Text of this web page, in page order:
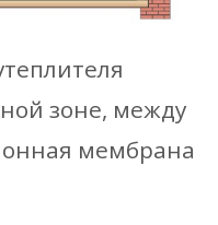
зоне, между
мембрана